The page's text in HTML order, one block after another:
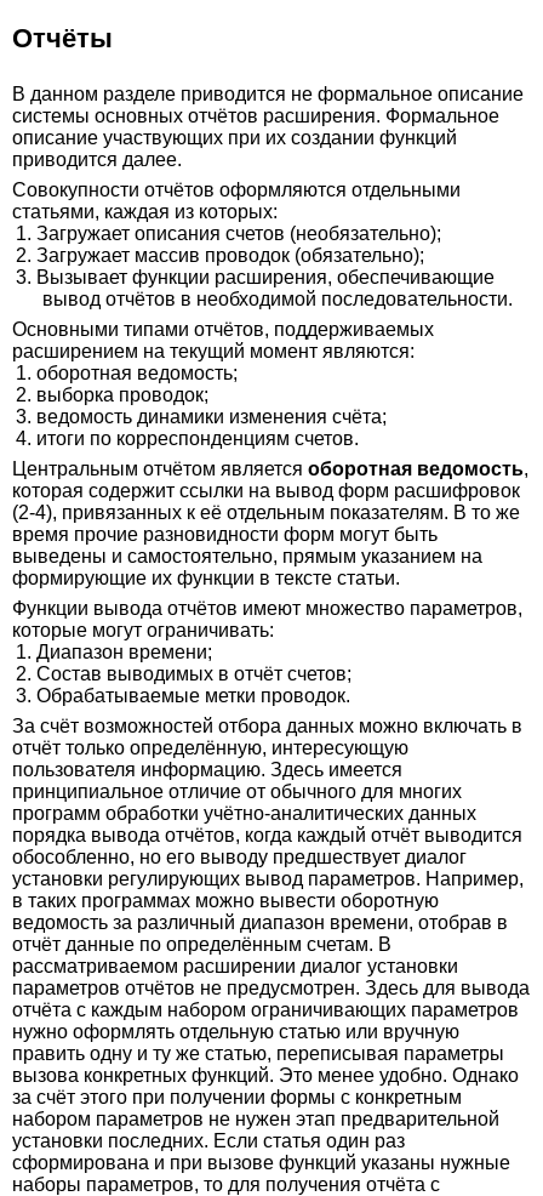
Отчёты
В данном разделе приводится не формальное описание
системы основных отчётов расширения. Формальное
описание участвующих при их создании функций
приводится далее.
Совокупности отчётов оформляются отдельными
статьями, каждая из которых:
1. Загружает описания счетов (необязательно);
2. Загружает массив проводок (обязательно);
3. Вызывает функции расширения, обеспечивающие
вывод отчётов в необходимой последовательности.
Основными типами отчётов, поддерживаемых
расширением на текущий момент являются:
1. оборотная ведомость;
2. выборка проводок;
3. ведомость динамики изменения счёта;
4. итоги по корреспонденциям счетов.
Центральным отчётом является оборотная ведомость,
которая содержит ссылки на вывод форм расшифровок
(2-4), привязанных к её отдельным показателям. В то же
время прочие разновидности форм могут быть
выведены и самостоятельно, прямым указанием на
формирующие их функции в тексте статьи.
Функции вывода отчётов имеют множество параметров,
которые могут ограничивать:
1. Диапазон времени;
2. Состав выводимых в отчёт счетов;
3. Обрабатываемые метки проводок.
За счёт возможностей отбора данных можно включать в
отчёт только определённую, интересующую
пользователя информацию. Здесь имеется
принципиальное отличие от обычного для многих
программ обработки учётно-аналитических данных
порядка вывода отчётов, когда каждый отчёт выводится
обособленно, но его выводу предшествует диалог
установки регулирующих вывод параметров. Например,
в таких программах можно вывести оборотную
ведомость за различный диапазон времени, отобрав в
отчёт данные по определённым счетам. В
рассматриваемом расширении диалог установки
параметров отчётов не предусмотрен. Здесь для вывода
отчёта с каждым набором ограничивающих параметров
нужно оформлять отдельную статью или вручную
править одну и ту же статью, переписывая параметры
вызова конкретных функций. Это менее удобно. Однако
за счёт этого при получении формы с конкретным
набором параметров не нужен этап предварительной
установки последних. Если статья один раз
сформирована и при вызове функций указаны нужные
наборы параметров, то для получения отчёта с